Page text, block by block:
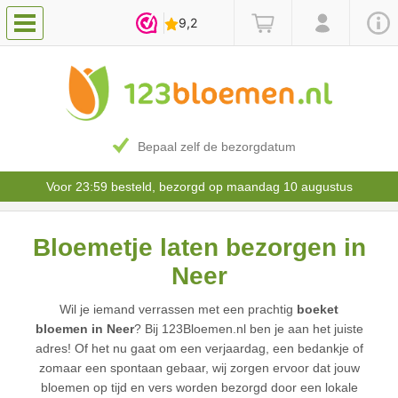
Bepaal zelf de bezorgdatum
Voor 23:59 besteld, bezorgd op maandag 10 augustus
Bloemetje laten bezorgen in
Neer
Wil je iemand verrassen met een prachtig boeket
bloemen in Neer? Bij 123Bloemen.nl ben je aan het juiste
adres! Of het nu gaat om een verjaardag, een bedankje of
zomaar een spontaan gebaar, wij zorgen ervoor dat jouw
bloemen op tijd en vers worden bezorgd door een lokale